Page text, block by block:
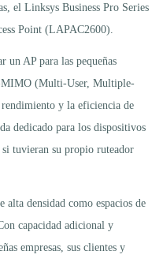
el Linksys Business Pro Series
Point (LAPAC2600).
un AP para las pequeñas
MIMO (Multi-User, Multiple-
y la eficiencia de
dedicado para los dispositivos
tuvieran su propio ruteador
alta densidad como espacios de
capacidad adicional y
empresas, sus clientes y